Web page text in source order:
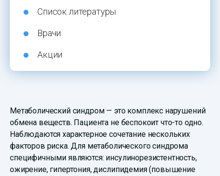
Список литературы
Врачи
Акции
Метаболический синдром — это комплекс нарушений
обмена веществ. Пациента не беспокоит что-то одно.
Наблюдаются характерное сочетание нескольких
факторов риска. Для метаболического синдрома
специфичными являются: инсулинорезистентность,
ожирение, гипертония, дислипидемия (повышение